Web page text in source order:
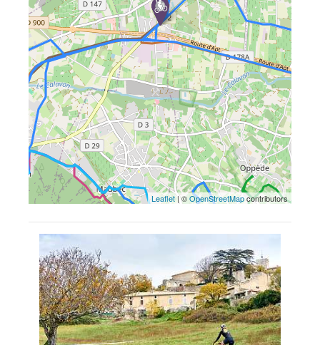
Leaflet| ©OpenStreetMapcontributors